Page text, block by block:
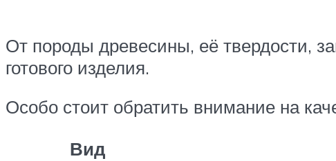
От породы древесины, её твердости,
готового изделия.
Особо стоит обратить внимание на
Вид